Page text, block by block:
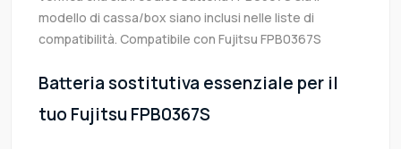
modello di cassa/box siano inclusi nelle liste di
compatibilità. Compatibile con Fujitsu FPB0367S
Batteria sostitutiva essenziale per il
tuo Fujitsu FPB0367S